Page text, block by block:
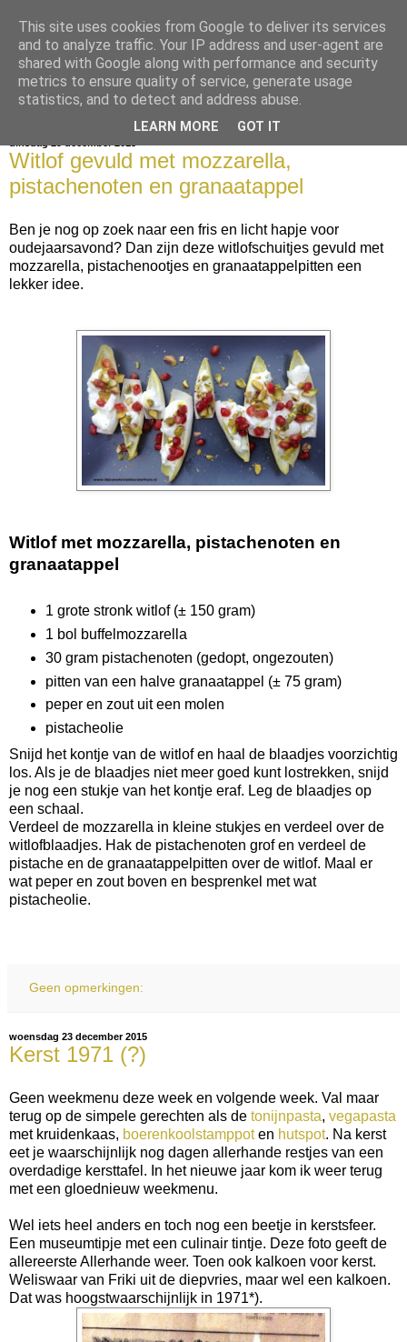
bijna net zo lekker als thuis
Witlof gevuld met mozzarella,
pistachenoten en granaatappel
Ben je nog op zoek naar een fris en licht hapje voor
oudejaarsavond? Dan zijn deze witlofschuitjes gevuld met
mozzarella, pistachenootjes en granaatappelpitten een
lekker idee.
Witlof met mozzarella, pistachenoten en
granaatappel
1 grote stronk witlof (± 150 gram)
1 bol buffelmozzarella
30 gram pistachenoten (gedopt, ongezouten)
pitten van een halve granaatappel (± 75 gram)
peper en zout uit een molen
pistacheolie
Snijd het kontje van de witlof en haal de blaadjes voorzichtig
los. Als je de blaadjes niet meer goed kunt lostrekken, snijd
je nog een stukje van het kontje eraf. Leg de blaadjes op
een schaal.
Verdeel de mozzarella in kleine stukjes en verdeel over de
witlofblaadjes. Hak de pistachenoten grof en verdeel de
pistache en de granaatappelpitten over de witlof. Maal er
wat peper en zout boven en besprenkel met wat
pistacheolie.
Geen opmerkingen:
woensdag 23 december 2015
Kerst 1971 (?)
Geen weekmenu deze week en volgende week. Val maar
terug op de simpele gerechten als de tonijnpasta, vegapasta
met kruidenkaas, boerenkoolstamppoten hutspot. Na kerst
eet je waarschijnlijk nog dagen allerhande restjes van een
overdadige kersttafel. In het nieuwe jaar kom ik weer terug
met een gloednieuw weekmenu.
Wel iets heel anders en toch nog een beetje in kerstsfeer.
Een museumtipje met een culinair tintje. Deze foto geeft de
allereerste Allerhande weer. Toen ook kalkoen voor kerst.
Weliswaar van Friki uit de diepvries, maar wel een kalkoen.
Dat was hoogstwaarschijnlijk in 1971*).
This site uses cookies from Google to deliver its services
and to analyze traffic. Your IP address and user-agent are
shared with Google along with performance and security
metrics to ensure quality of service, generate usage
statistics, and to detect and address abuse.
LEARN MORE GOT IT